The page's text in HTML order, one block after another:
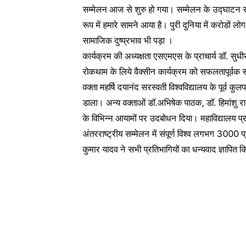
सम्मेलन आज से शुरु हो गया। सम्मेलन के उद्घाटन
रूप में हमारे सामने आया है। पुरी दुनिया में करोडों
सामाजिक दुष्प्रभाव भी पड़ा ।
कार्यक्रम की अध्यक्षता एसएमएस के प्राचार्य डॉ.
रोकथाम के लिये वैक्सीन कार्यक्रम को सफलतापूर्वक
वक्ता महर्षि दयानंद सरस्वती विश्वविद्यालय के पूर्व
डाला। अन्य वक्ताओं डॉ.अभिषेक पाठक, डॉ. हिमांशु
के विभिन्न आयामों पर उदबोधन दिया। महाविद्यालय
अंतरराष्ट्रीय सम्मेलन में संपूर्ण विश्व लगभग 3000
कुमार यादव ने सभी प्रतिभागियों का धन्यवाद ज्ञापित